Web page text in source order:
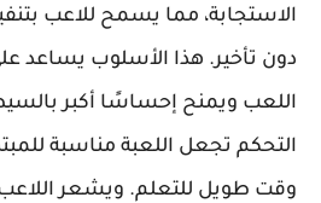
الاستجابة، مما يسمح للاعب
دون تأخير. هذا الأسلوب يساعد
اللعب ويمنح إحساسًا أكبر
التحكم تجعل اللعبة مناسبة
وقت طويل للتعلم. ويشعر اللاعب